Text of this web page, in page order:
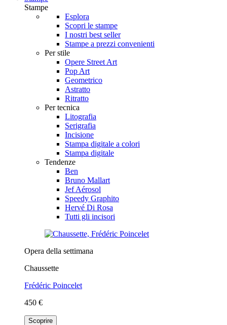
Stampe
Esplora
Scopri le stampe
I nostri best seller
Stampe a prezzi convenienti
Per stile
Opere Street Art
Pop Art
Geometrico
Astratto
Ritratto
Per tecnica
Litografia
Serigrafia
Incisione
Stampa digitale a colori
Stampa digitale
Tendenze
Ben
Bruno Mallart
Jef Aérosol
Speedy Graphito
Hervé Di Rosa
Tutti gli incisori
Opera della settimana
Chaussette
Frédéric Poincelet
450 €
Scoprire